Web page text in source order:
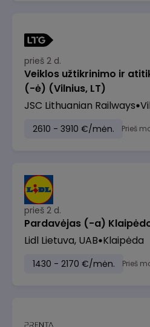
prieš 2 d.
Veiklos užtikrinimo ir
(-ė) (Vilnius, LT)
JSC Lithuanian Railways
2610 - 3910 €/mėn. Prieš
prieš 2 d.
Pardavėjas (-a)
Lidl Lietuva, UAB Klaipėda
1430 - 2170 €/mėn. Prieš